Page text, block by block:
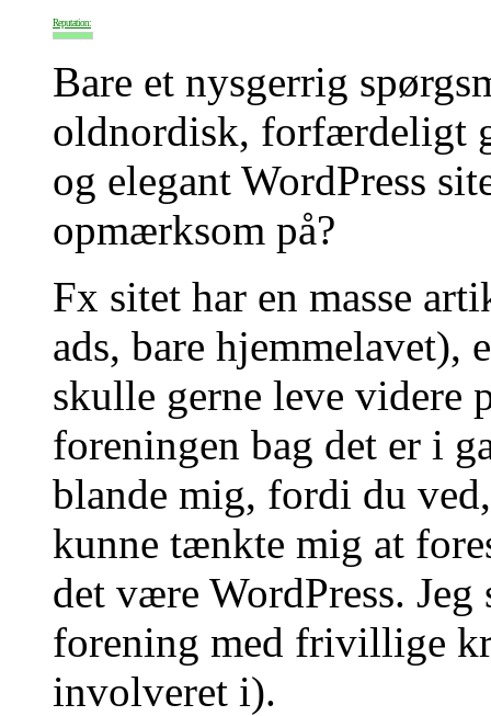
Reputation:
Bare et nysgerrig
oldnordisk, forfærdeligt
og elegant WordPress
opmærksom på?
Fx sitet har en masse
ads, bare hjemmelavet),
skulle gerne leve videre
foreningen bag det er i
blande mig, fordi du
kunne tænkte mig at
det være WordPress.
forening med frivillige
involveret i).